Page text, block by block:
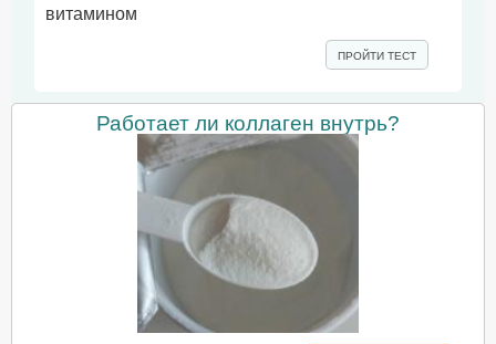
витамином
ПРОЙТИ ТЕСТ
Работает ли коллаген внутрь?